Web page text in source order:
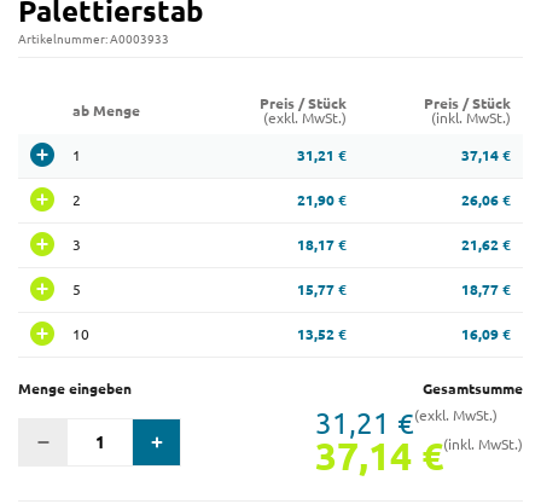
Palettierstab
Artikelnummer: A0003933
ab Menge
Preis / Stück
(exkl. MwSt.)
Preis / Stück
(inkl. MwSt.)
1 31,21 € 37,14 €
2 21,90 € 26,06 €
3 18,17 € 21,62 €
5 15,77 € 18,77 €
10 13,52 € 16,09 €
Menge eingeben Gesamtsumme
31,21 €(exkl. MwSt.)
37,14 €(inkl. MwSt.)